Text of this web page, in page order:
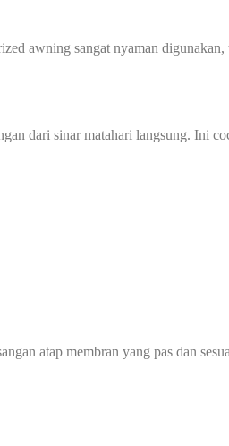
awning sangat nyaman digunakan,
dari sinar matahari langsung. Ini
atap membran yang pas dan